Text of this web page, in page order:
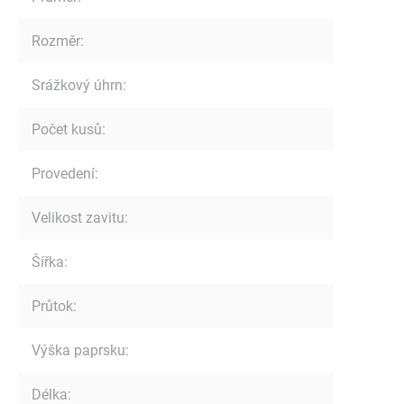
Rozměr:
Srážkový úhrn:
Počet kusů:
Provedení:
Velikost zavitu:
Šířka:
Průtok:
Výška paprsku:
Délka: